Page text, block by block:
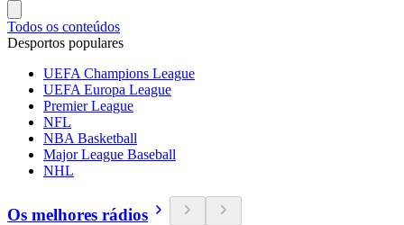
Todos os conteúdos
Desportos populares
UEFA Champions League
UEFA Europa League
Premier League
NFL
NBA Basketball
Major League Baseball
NHL
Os melhores rádios